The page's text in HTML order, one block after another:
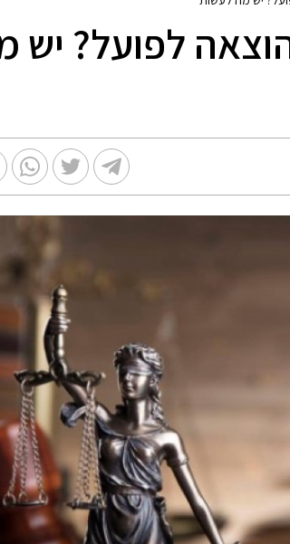
לפועל? יש